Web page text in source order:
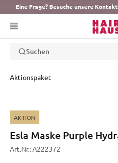
Eine Frage? Besuche unsere
Suchen
Aktionspaket
AKTION
Esla Maske Purple
Art.Nr.:A222372